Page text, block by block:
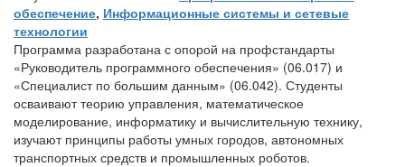
обеспечение, Информационные системы и сетевые
технологии
Программа разработана с опорой на профстандарты
«Руководитель программного обеспечения» (06.017) и
«Специалист по большим данным» (06.042). Студенты
осваивают теорию управления, математическое
моделирование, информатику и вычислительную технику,
изучают принципы работы умных городов, автономных
транспортных средств и промышленных роботов.